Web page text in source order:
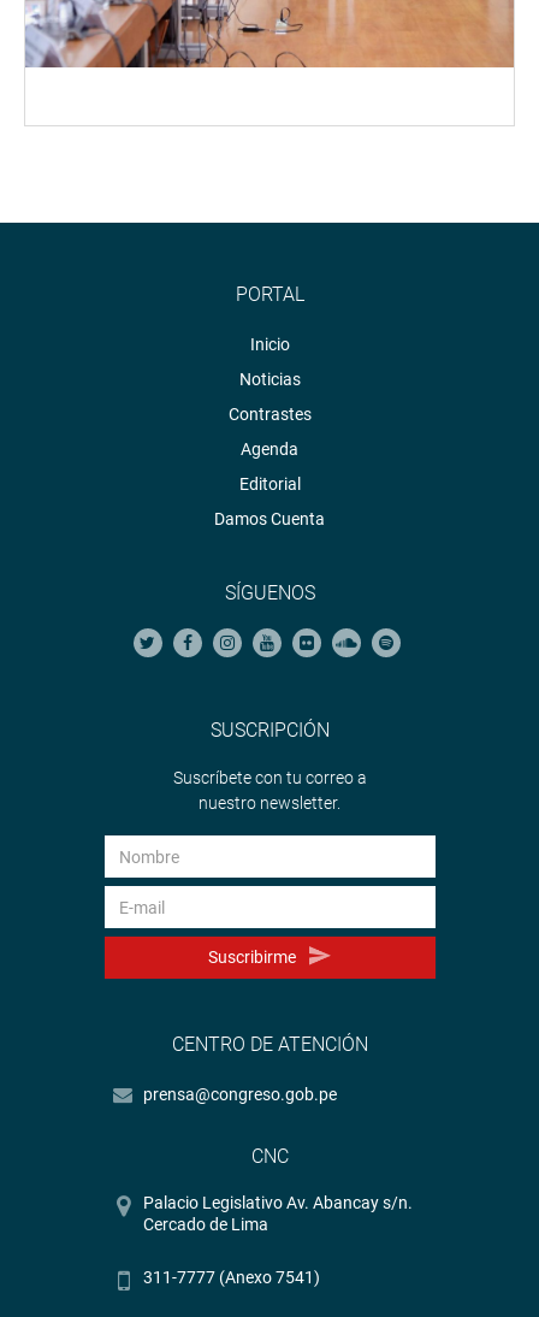
PORTAL
Inicio
Noticias
Contrastes
Agenda
Editorial
Damos Cuenta
SÍGUENOS
SUSCRIPCIÓN
Suscríbete con tu correo a
nuestro newsletter.
Suscribirme
CENTRO DE ATENCIÓN
prensa@congreso.gob.pe
CNC
Palacio Legislativo Av. Abancay s/n.
Cercado de Lima
311-7777 (Anexo 7541)